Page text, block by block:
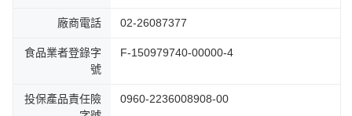
廠商電話 02-26087377
食品業者登錄字
號
F-150979740-00000-4
投保產品責任險
0960-2236008908-00